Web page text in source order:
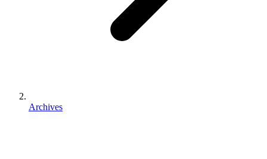
Archives